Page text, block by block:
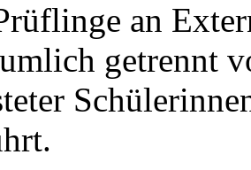
an
getrennt